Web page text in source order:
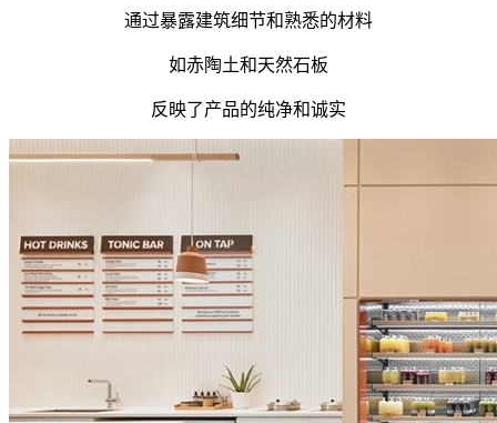
通过暴露建筑细节和熟悉的材料
如赤陶土和天然石板
反映了产品的纯净和诚实